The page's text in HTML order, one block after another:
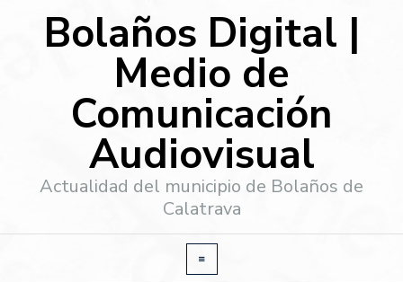
Bolaños Digital |
Medio de
Comunicación
Audiovisual
Actualidad del municipio de Bolaños de
Calatrava